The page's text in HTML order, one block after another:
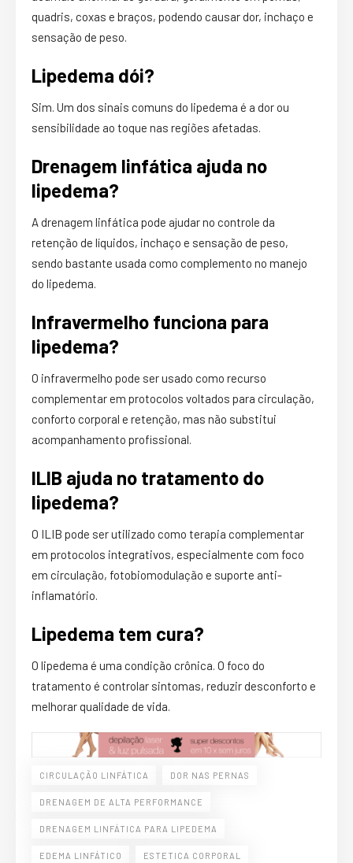
quadris, coxas e braços, podendo causar dor, inchaço e
sensação de peso.
Lipedema dói?
Sim. Um dos sinais comuns do lipedema é a dor ou
sensibilidade ao toque nas regiões afetadas.
Drenagem linfática ajuda no
lipedema?
A drenagem linfática pode ajudar no controle da
retenção de líquidos, inchaço e sensação de peso,
sendo bastante usada como complemento no manejo
do lipedema.
Infravermelho funciona para
lipedema?
O infravermelho pode ser usado como recurso
complementar em protocolos voltados para circulação,
conforto corporal e retenção, mas não substitui
acompanhamento profissional.
ILIB ajuda no tratamento do
lipedema?
O ILIB pode ser utilizado como terapia complementar
em protocolos integrativos, especialmente com foco
em circulação, fotobiomodulação e suporte anti-
inflamatório.
Lipedema tem cura?
O lipedema é uma condição crônica. O foco do
tratamento é controlar sintomas, reduzir desconforto e
melhorar qualidade de vida.
CIRCULAÇÃO LINFÁTICA DOR NAS PERNAS
DRENAGEM DE ALTA PERFORMANCE
DRENAGEM LINFÁTICA PARA LIPEDEMA
EDEMA LINFÁTICO ESTETICA CORPORAL